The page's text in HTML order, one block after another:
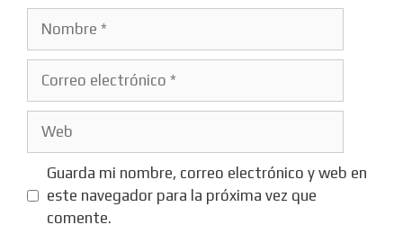
electrónico
Guarda mi nombre, correo electrónico y web en
este navegador para la próxima vez que
comente.